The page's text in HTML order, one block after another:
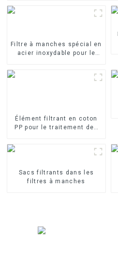
Filtre à manches spécial en
acier inoxydable pour le
Élément filtrant en coton
PP pour le traitement des
filtrant en PP fondu-soufflé
Sacs filtrants dans les
filtres à manches